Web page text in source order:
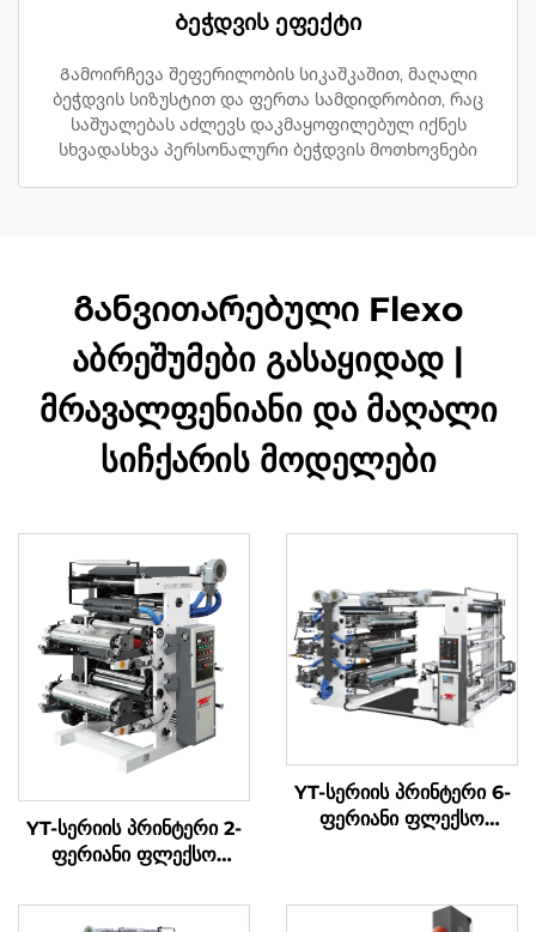
Ბეჭდვის ეფექტი
Გამოირჩევა შეფერილობის სიკაშკაშით, მაღალი
ბეჭდვის სიზუსტით და ფერთა სამდიდრობით, რაც
საშუალებას აძლევს დაკმაყოფილებულ იქნეს
სხვადასხვა პერსონალური ბეჭდვის მოთხოვნები
Განვითარებული Flexo
აბრეშუმები გასაყიდად |
მრავალფენიანი და მაღალი
სიჩქარის მოდელები
YT-სერიის პრინტერი 2-
ფერიანი ფლექსო
YT-სერიის პრინტერი 6-
ფერიანი ფლექსო